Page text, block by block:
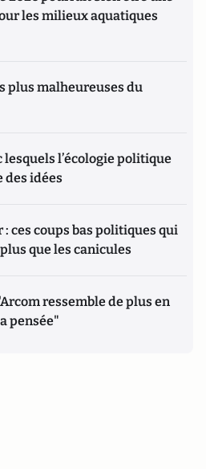
les milieux aquatiques
plus malheureuses du
lesquels l’écologie politique
idées
ces coups bas politiques qui
que les canicules
ressemble de plus en
pensée"